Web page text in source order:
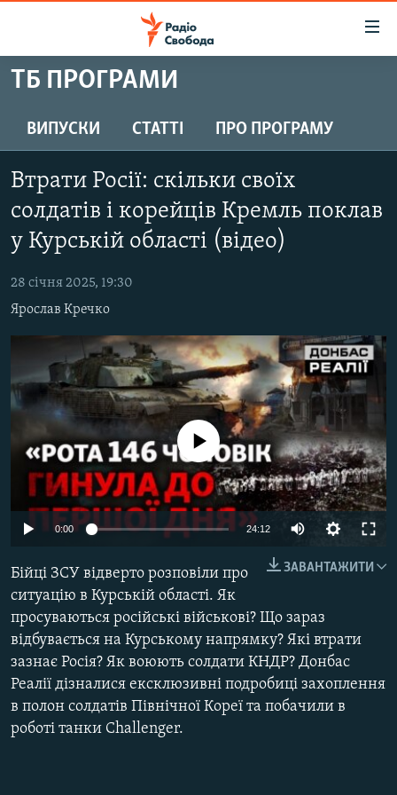
Перейти
матеріалу
до
основної
навігації
Перейти
пошуку
ВСЕ ЗА ДОБУ
ПОЛІТИКА
ЕКОНОМІКА
СУСПІЛЬСТВО
КУЛЬТУРА
СВІТ
ВІЙНА
РОСІЙСЬКА «ФІЛЬТРАЦІЯ»
ДОНБАС.РЕАЛІЇ
КРИМ.РЕАЛІЇ
ТИ ЯК?
КИТАЙ.ВИКЛИКИ
МУЛЬТИМЕДІА
ФОТО
СПЕЦПРОЄКТИ
ПОДКАСТИ
РУС
УКР
КТАТ
ДОЛУЧАЙСЯ!
ТБ ПРОГРАМИ
ВИПУСКИ СТАТТІ ПРО ПРОГРАМУ
Втрати Росії: скільки своїх
солдатів і корейців Кремль поклав
у Курській області (відео)
28 січня 2025, 19:30
Ярослав Кречко
480p
1080p
No media source currently available
0:00 24:12
480p
1080p
ЗАВАНТАЖИТИ
Бійці ЗСУ відверто розповіли про
ситуацію в Курській області. Як
просуваються російські військові? Що зараз
відбувається на Курському напрямку? Які втрати
зазнає Росія? Як воюють солдати КНДР? Донбас
Реалії дізналися ексклюзивні подробиці захоплення
в полон солдатів Північної Кореї та побачили в
роботі танки Challenger.